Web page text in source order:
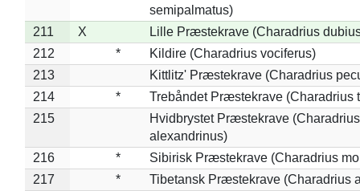
semipalmatus)
211
X
Lille Præstekrave (Charadrius
212
*
Kildire (Charadrius vociferus)
213
Kittlitz' Præstekrave (Charadrius
214
*
Trebåndet Præstekrave (Charadrius
215
Hvidbrystet Præstekrave (Charadrius
alexandrinus)
216
*
Sibirisk Præstekrave (Charadrius
217
*
Tibetansk Præstekrave (Charadrius